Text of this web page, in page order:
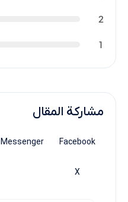
2
1
مشاركة المقال
Facebook
Messenger
X